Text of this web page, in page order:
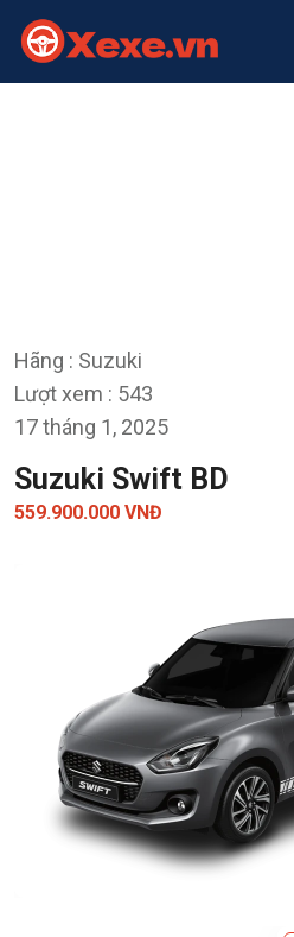
Hãng : Suzuki
Lượt xem : 543
17 tháng 1, 2025
Suzuki Swift BD
559.900.000 VNĐ